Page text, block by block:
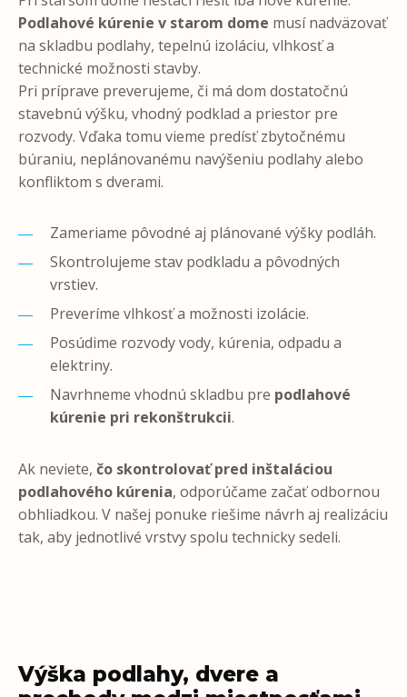
Podlahové kúrenie v starom dome musí nadväzovať
na skladbu podlahy, tepelnú izoláciu, vlhkosť a
technické možnosti stavby.
Pri príprave preverujeme, či má dom dostatočnú
stavebnú výšku, vhodný podklad a priestor pre
rozvody. Vďaka tomu vieme predísť zbytočnému
búraniu, neplánovanému navýšeniu podlahy alebo
konfliktom s dverami.
Zameriame pôvodné aj plánované výšky podláh.
Skontrolujeme stav podkladu a pôvodných
vrstiev.
Preveríme vlhkosť a možnosti izolácie.
Posúdime rozvody vody, kúrenia, odpadu a
elektriny.
Navrhneme vhodnú skladbu pre podlahové
kúrenie pri rekonštrukcii.
Ak neviete, čo skontrolovať pred inštaláciou
podlahového kúrenia, odporúčame začať odbornou
obhliadkou. V našej ponuke riešime návrh aj realizáciu
tak, aby jednotlivé vrstvy spolu technicky sedeli.
Výška podlahy, dvere a